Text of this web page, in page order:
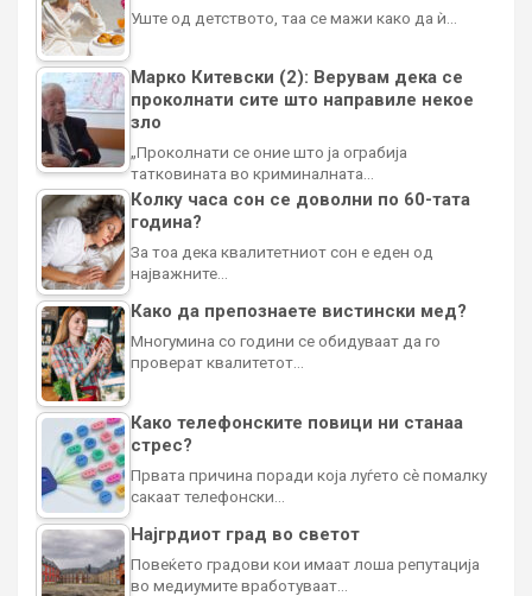
Уште од детството, таа се мажи како да ѝ…
Марко Китевски (2): Верувам дека се
проколнати сите што направиле некое
зло
„Проколнати се оние што ја ограбија
татковината во криминалната…
Колку часа сон се доволни по 60-тата
година?
За тоа дека квалитетниот сон е еден од
најважните…
Како да препознаете вистински мед?
Многумина со години се обидуваат да го
проверат квалитетот…
Како телефонските повици ни станаа
стрес?
Првата причина поради која луѓето сè помалку
сакаат телефонски…
Најгрдиот град во светот
Повеќето градови кои имаат лоша репутација
во медиумите вработуваат…